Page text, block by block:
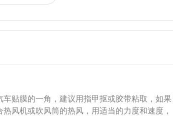
贴膜的一角，建议用指甲抠或胶带粘取，如果
风机或吹风筒的热风，用适当的力度和速度，